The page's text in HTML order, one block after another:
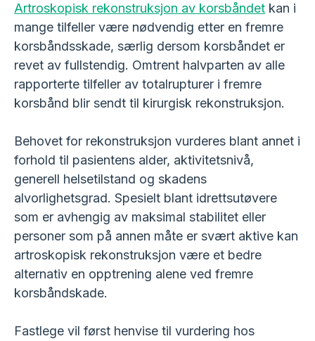
Artroskopisk rekonstruksjon av korsbåndet kan i
mange tilfeller være nødvendig etter en fremre
korsbåndsskade, særlig dersom korsbåndet er
revet av fullstendig. Omtrent halvparten av alle
rapporterte tilfeller av totalrupturer i fremre
korsbånd blir sendt til kirurgisk rekonstruksjon.
Behovet for rekonstruksjon vurderes blant annet i
forhold til pasientens alder, aktivitetsnivå,
generell helsetilstand og skadens
alvorlighetsgrad. Spesielt blant idrettsutøvere
som er avhengig av maksimal stabilitet eller
personer som på annen måte er svært aktive kan
artroskopisk rekonstruksjon være et bedre
alternativ en opptrening alene ved fremre
korsbåndskade.
Fastlege vil først henvise til vurdering hos